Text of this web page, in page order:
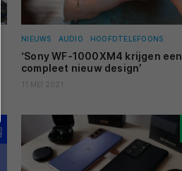
NIEUWS AUDIO HOOFDTELEFOONS
‘Sony WF-1000XM4 krijgen een
compleet nieuw design’
11 MEI 2021